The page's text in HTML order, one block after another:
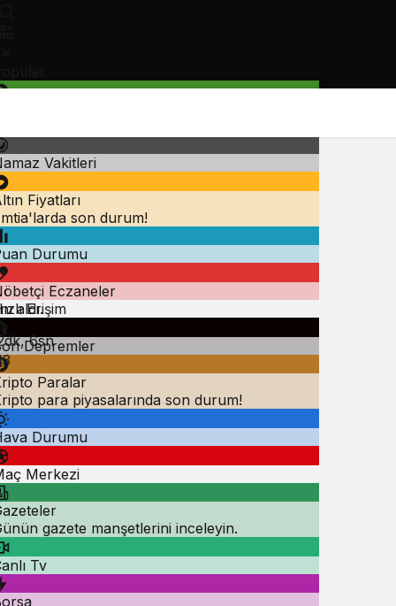
Vakitleri
Fiyatları
son durum!
Durumu
Eczaneler
Erişim
Depremler
Paralar
para piyasalarında son durum!
Durumu
Merkezi
gazete manşetlerini inceleyin.
Tv
aldı.
6sn